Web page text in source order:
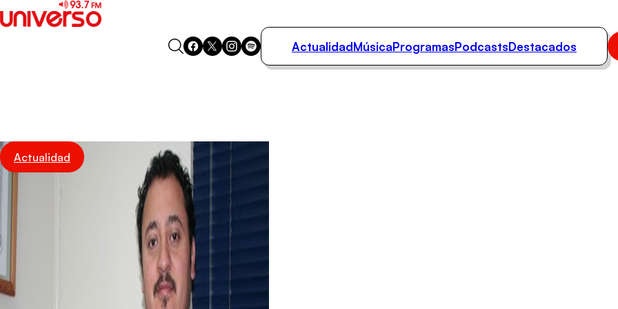
Podcasts
Destacados
ActualidadMúsicaProgramasPodcastsDestacados
Actualidad